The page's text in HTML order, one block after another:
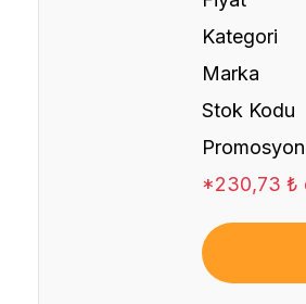
Kategori
Marka
Stok Kodu
Promosyon
*230,73 ₺